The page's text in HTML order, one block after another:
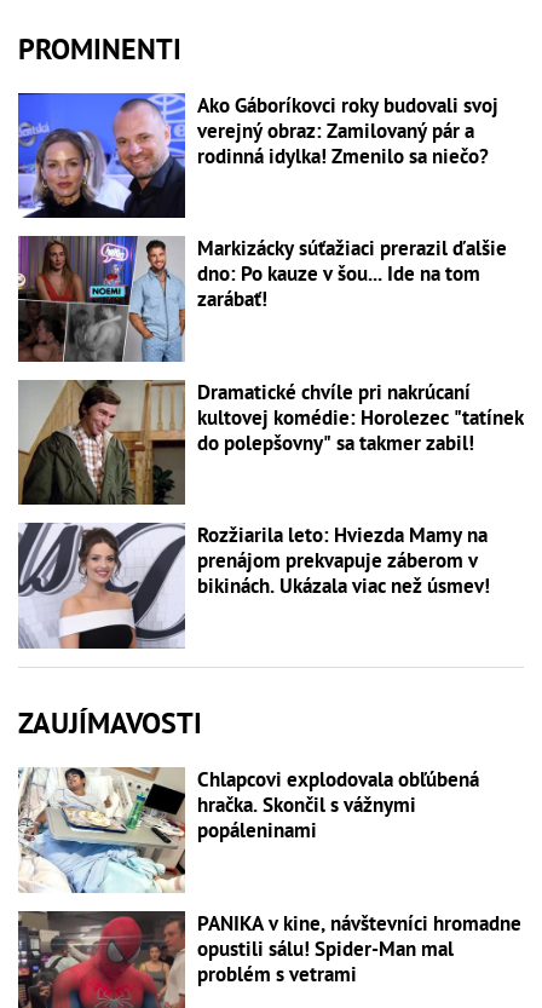
PROMINENTI
Ako Gáboríkovci roky budovali svoj
verejný obraz: Zamilovaný pár a
rodinná idylka! Zmenilo sa niečo?
Markizácky súťažiaci prerazil ďalšie
dno: Po kauze v šou... Ide na tom
zarábať!
Dramatické chvíle pri nakrúcaní
kultovej komédie: Horolezec "tatínek
do polepšovny" sa takmer zabil!
Rozžiarila leto: Hviezda Mamy na
prenájom prekvapuje záberom v
bikinách. Ukázala viac než úsmev!
ZAUJÍMAVOSTI
Chlapcovi explodovala obľúbená
hračka. Skončil s vážnymi
popáleninami
PANIKA v kine, návštevníci hromadne
opustili sálu! Spider-Man mal
problém s vetrami